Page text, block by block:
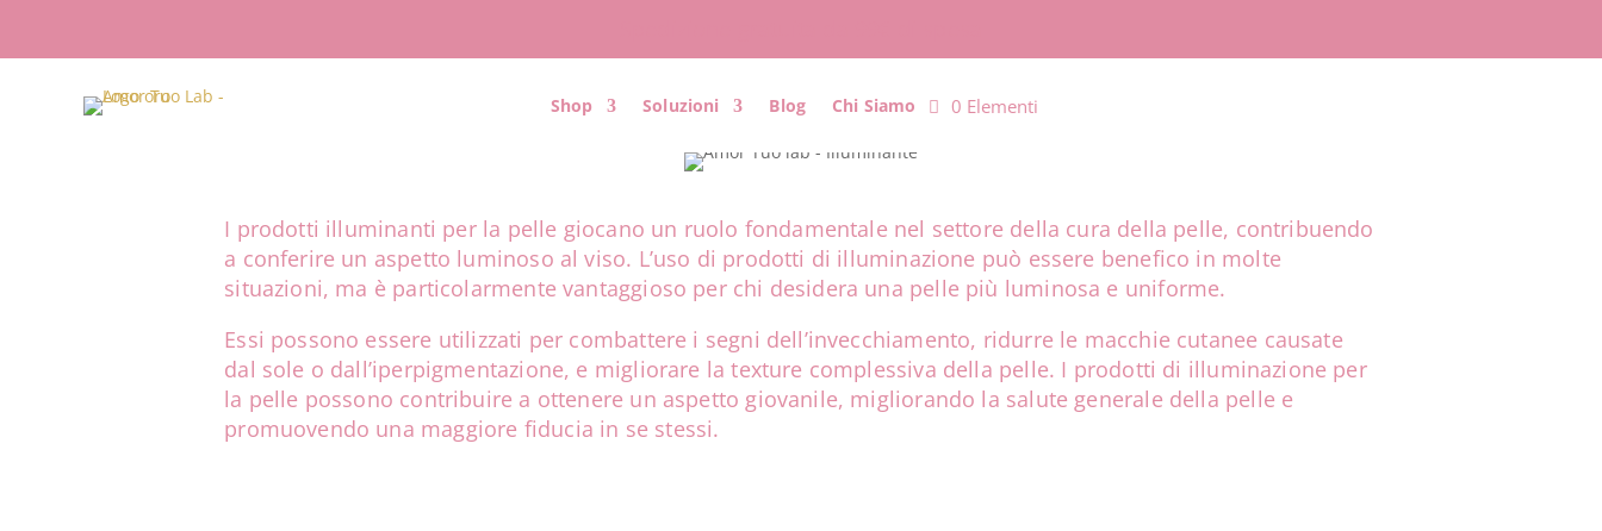
Shop Soluzioni Blog Chi Siamo 0 Elementi
I prodotti illuminanti per la pelle giocano un ruolo fondamentale nel settore della cura della pelle, contribuendo
a conferire un aspetto luminoso al viso. L’uso di prodotti di illuminazione può essere benefico in molte
situazioni, ma è particolarmente vantaggioso per chi desidera una pelle più luminosa e uniforme.
Essi possono essere utilizzati per combattere i segni dell’invecchiamento, ridurre le macchie cutanee causate
dal sole o dall’iperpigmentazione, e migliorare la texture complessiva della pelle. I prodotti di illuminazione per
la pelle possono contribuire a ottenere un aspetto giovanile, migliorando la salute generale della pelle e
promuovendo una maggiore fiducia in se stessi.